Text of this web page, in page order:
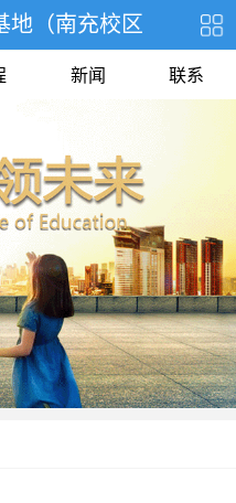
地（南充校区
新闻 联系